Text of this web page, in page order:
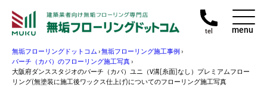
tel menu
無垢フローリングドットコム›無垢フローリング施工事例›
バーチ（カバ）のフローリング施工写真›
大阪府ダンススタジオのバーチ（カバ）ユニ（V溝[糸面]なし）プレミアムフロー
リング(無塗装に施工後ワックス仕上げ)についてのフローリング施工写真